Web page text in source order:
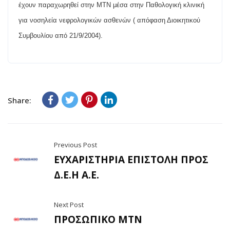
έχουν παραχωρηθεί στην ΜΤΝ μέσα στην Παθολογική κλινική
για νοσηλεία νεφρολογικών ασθενών ( απόφαση Διοικητικού
Συμβουλίου από 21/9/2004).
Share:
Previous Post
ΕΥΧΑΡΙΣΤΗΡΙΑ ΕΠΙΣΤΟΛΗ ΠΡΟΣ
Δ.Ε.Η Α.Ε.
Next Post
ΠΡΟΣΩΠΙΚΟ ΜΤΝ